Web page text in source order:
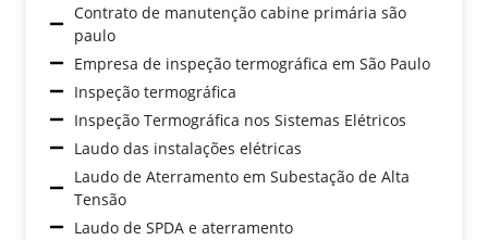
Contrato de manutenção cabine primária são
paulo
Empresa de inspeção termográfica em São Paulo
Inspeção termográfica
Inspeção Termográfica nos Sistemas Elétricos
Laudo das instalações elétricas
Laudo de Aterramento em Subestação de Alta
Tensão
Laudo de SPDA e aterramento